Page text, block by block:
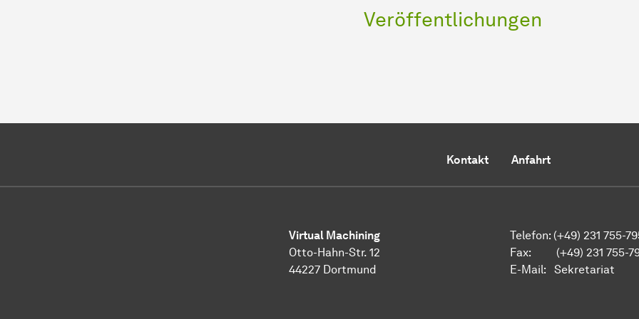
Veröffentlichungen
Kontakt Anfahrt
Virtual Machining
Otto-Hahn-Str. 12
44227 Dortmund
Telefon: (+49) 231 755-
Fax: (+49) 231 755-
E-Mail: Sekretariat